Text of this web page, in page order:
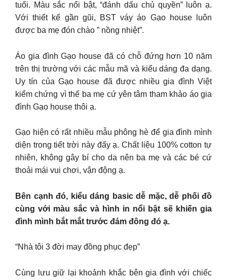
tuổi. Màu sắc nổi bật, “đánh dấu chủ quyền” luôn ạ.
Với thiết kế gần gũi, BST váy áo Gạo house luôn
được ba mẹ đón chào ” nồng nhiệt”.
Áo gia đình Gạo house đã có chỗ đứng hơn 10 năm
trên thị trường với các mẫu mã và kiểu dáng đa dạng.
Uy tín của Gạo house đã được nhiều gia đình Việt
kiểm chứng vì thế ba mẹ cứ yên tâm tham khảo áo gia
đình Gạo house thôi ạ.
Gạo hiện có rất nhiều mẫu phông hè để gia đình mình
diện trong tiết trời này đấy ạ. Chất liệu 100% cotton tự
nhiên, không gây bí cho da nên ba mẹ và các bé cứ
thoải mái vui chơi, vận động ạ.
Bên cạnh đó, kiểu dáng basic dễ mặc, dễ phối đồ
cùng với màu sắc và hình in nổi bật sẽ khiến gia
đình mình bắt mắt trước đám đông đó ạ.
“Nhà tôi 3 đời may đồng phục đẹp”
Cùng lưu giữ lại khoảnh khắc bên gia đình với chiếc